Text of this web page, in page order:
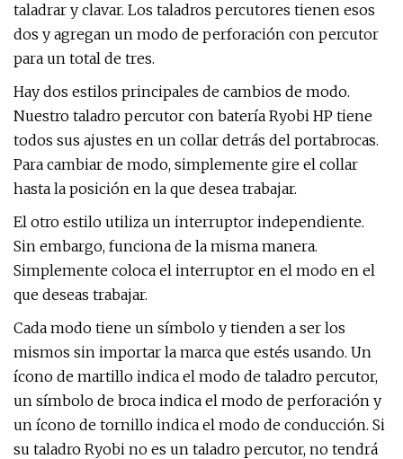
taladrar y clavar. Los taladros percutores tienen esos
dos y agregan un modo de perforación con percutor
para un total de tres.
Hay dos estilos principales de cambios de modo.
Nuestro taladro percutor con batería Ryobi HP tiene
todos sus ajustes en un collar detrás del portabrocas.
Para cambiar de modo, simplemente gire el collar
hasta la posición en la que desea trabajar.
El otro estilo utiliza un interruptor independiente.
Sin embargo, funciona de la misma manera.
Simplemente coloca el interruptor en el modo en el
que deseas trabajar.
Cada modo tiene un símbolo y tienden a ser los
mismos sin importar la marca que estés usando. Un
ícono de martillo indica el modo de taladro percutor,
un símbolo de broca indica el modo de perforación y
un ícono de tornillo indica el modo de conducción. Si
su taladro Ryobi no es un taladro percutor, no tendrá